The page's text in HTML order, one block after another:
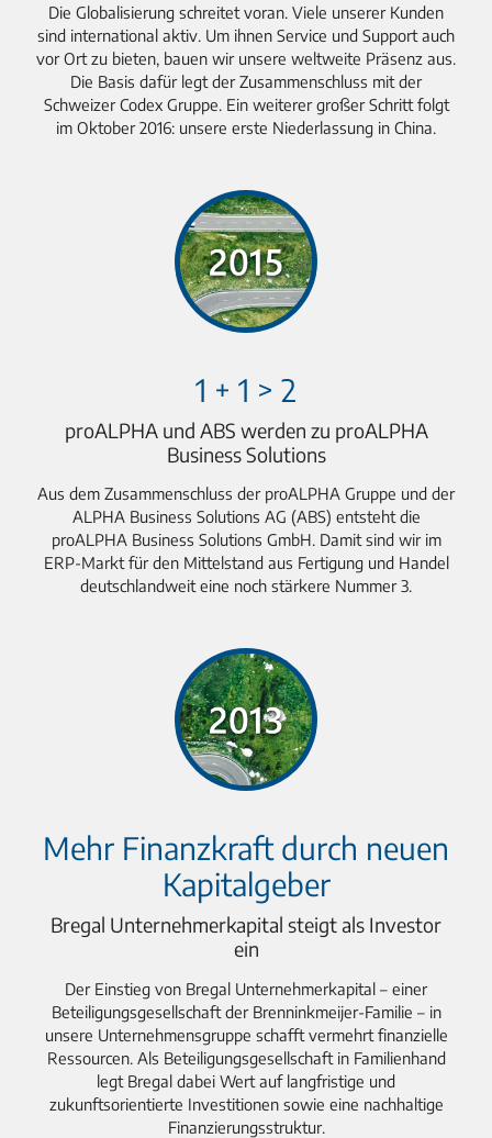
Die Globalisierung schreitet voran. Viele unserer Kunden
sind international aktiv. Um ihnen Service und Support auch
vor Ort zu bieten, bauen wir unsere weltweite Präsenz aus.
Die Basis dafür legt der Zusammenschluss mit der
Schweizer Codex Gruppe. Ein weiterer großer Schritt folgt
im Oktober 2016: unsere erste Niederlassung in China.
1 + 1 > 2
proALPHA und ABS werden zu proALPHA
Business Solutions
Aus dem Zusammenschluss der proALPHA Gruppe und der
ALPHA Business Solutions AG (ABS) entsteht die
proALPHA Business Solutions GmbH. Damit sind wir im
ERP-Markt für den Mittelstand aus Fertigung und Handel
deutschlandweit eine noch stärkere Nummer 3.
Mehr Finanzkraft durch neuen
Kapitalgeber
Bregal Unternehmerkapital steigt als Investor
ein
Der Einstieg von Bregal Unternehmerkapital – einer
Beteiligungsgesellschaft der Brenninkmeijer-Familie – in
unsere Unternehmensgruppe schafft vermehrt finanzielle
Ressourcen. Als Beteiligungsgesellschaft in Familienhand
legt Bregal dabei Wert auf langfristige und
zukunftsorientierte Investitionen sowie eine nachhaltige
Finanzierungsstruktur.